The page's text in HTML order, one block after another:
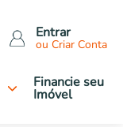
Financie seu
Imóvel
Entrar
ou Criar Conta